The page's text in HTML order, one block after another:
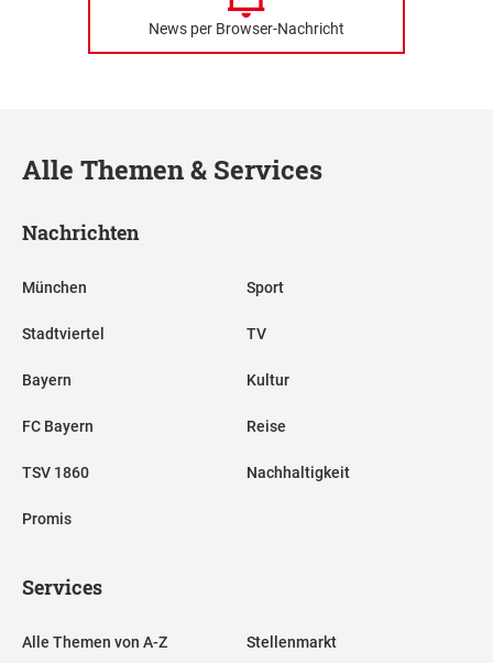
News per Browser-Nachricht
Alle Themen & Services
Nachrichten
München
Stadtviertel
Bayern
FC Bayern
TSV 1860
Promis
Sport
TV
Kultur
Reise
Nachhaltigkeit
Services
Alle Themen von A-Z Stellenmarkt